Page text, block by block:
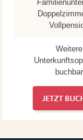
Weitere
buchbar
JETZT